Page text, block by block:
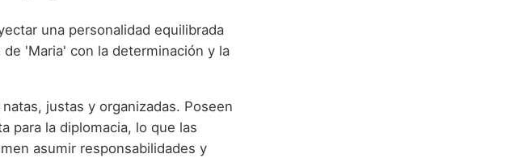
una personalidad equilibrada
'Maria' con la determinación y la
justas y organizadas. Poseen
para la diplomacia, lo que las
asumir responsabilidades y